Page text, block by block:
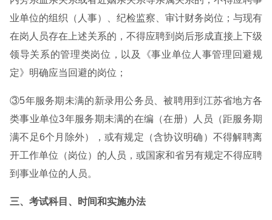
业单位的组织（人事）、纪检监察、审计财务岗位；与现有
在岗人员存在上述关系的，不得应聘到岗后形成直接上下级
领导关系的管理类岗位，以及《事业单位人事管理回避规
定》明确应当回避的岗位；
③5年服务期未满的新录用公务员、被聘用到江苏省地方各
类事业单位3年服务期未满的在编（在册）人员（距服务期
满不足6个月除外），或有规定（含协议明确）不得解聘离
开工作单位（岗位）的人员，或国家和省另有规定不得应聘
到事业单位的人员。
三、考试科目、时间和实施办法